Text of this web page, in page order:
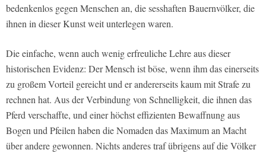
bedenkenlos gegen Menschen an, die sesshaften Bauernvölker, die
ihnen in dieser Kunst weit unterlegen waren.
Die einfache, wenn auch wenig erfreuliche Lehre aus dieser
historischen Evidenz: Der Mensch ist böse, wenn ihm das einerseits
zu großem Vorteil gereicht und er andererseits kaum mit Strafe zu
rechnen hat. Aus der Verbindung von Schnelligkeit, die ihnen das
Pferd verschaffte, und einer höchst effizienten Bewaffnung aus
Bogen und Pfeilen haben die Nomaden das Maximum an Macht
über andere gewonnen. Nichts anderes traf übrigens auf die Völker